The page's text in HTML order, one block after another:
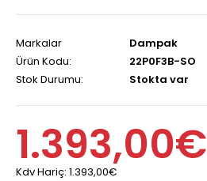
Markalar
Dampak
Ürün Kodu:
22P0F3B-SO
Stok Durumu:
Stokta var
1.393,00€
Kdv Hariç: 1.393,00€